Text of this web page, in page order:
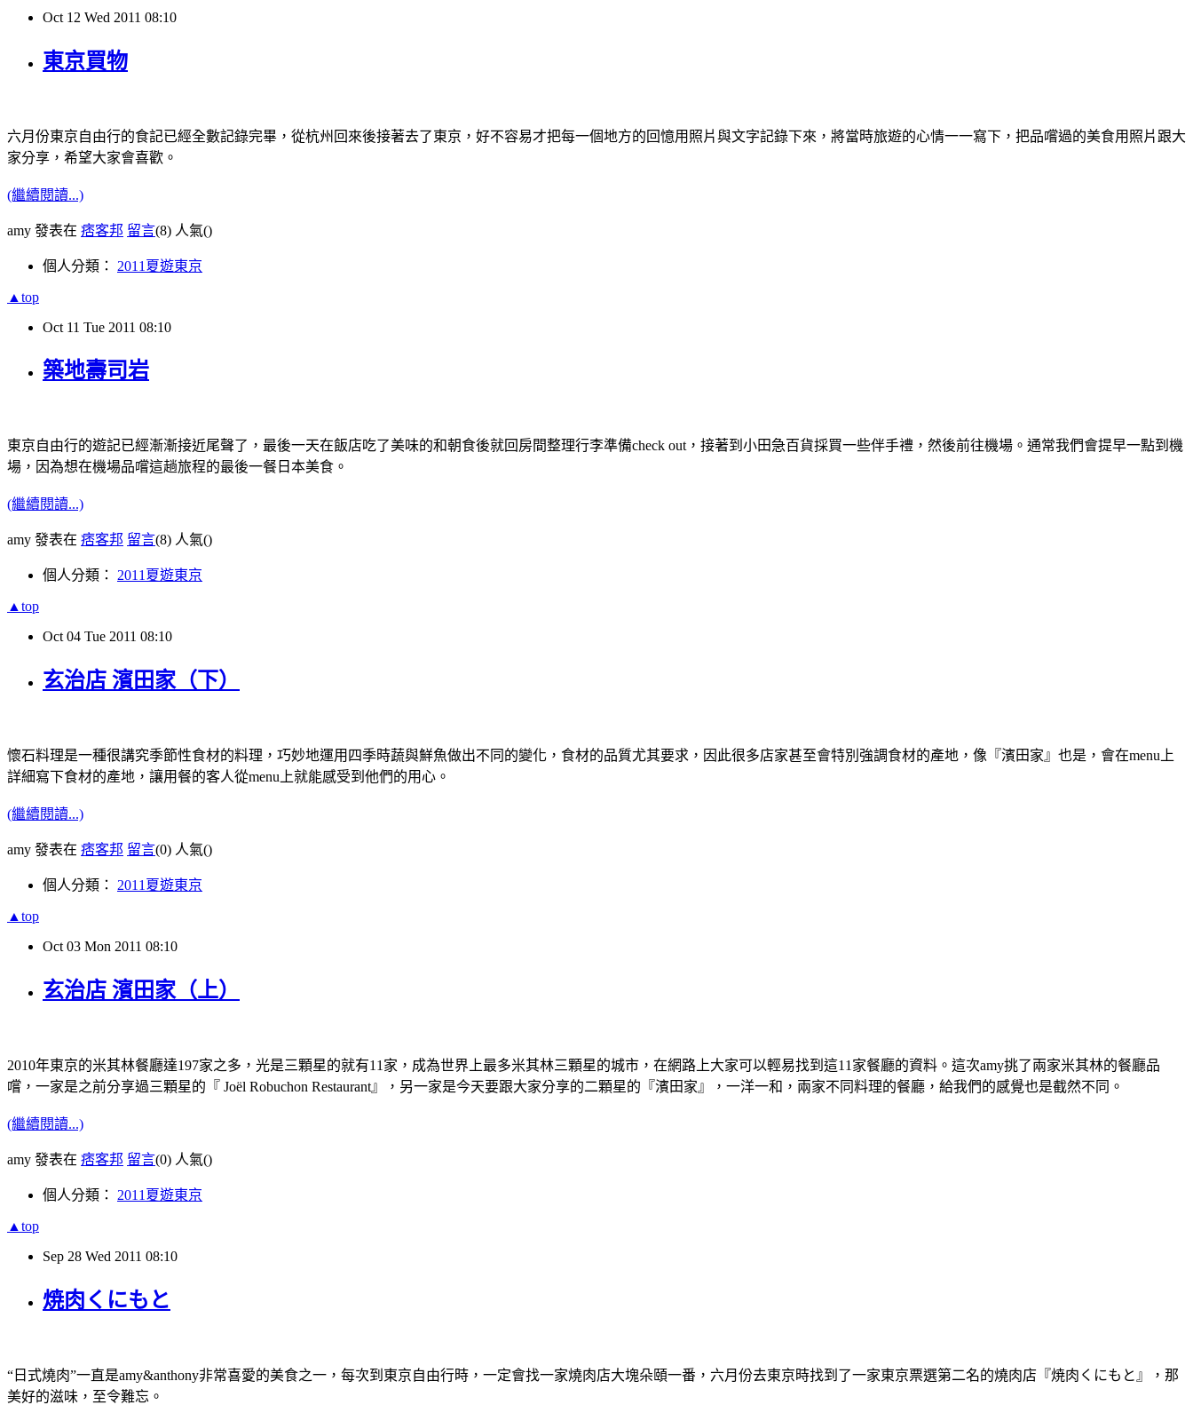
Oct 12 Wed 2011 08:10
東京買物
六月份東京自由行的食記已經全數記錄完畢，從杭州回來後接著去了東京，好不容易才把每一個地方的回憶用照片與文字記錄下來，將當時旅遊的心情一一寫下，把品嚐過的美食用照片跟大
家分享，希望大家會喜歡。
(繼續閱讀...)
amy 發表在 痞客邦 留言(8) 人氣()
個人分類： 2011夏遊東京
▲top
Oct 11 Tue 2011 08:10
築地壽司岩
東京自由行的遊記已經漸漸接近尾聲了，最後一天在飯店吃了美味的和朝食後就回房間整理行李準備check out，接著到小田急百貨採買一些伴手禮，然後前往機場。通常我們會提早一點到機
場，因為想在機場品嚐這趟旅程的最後一餐日本美食。
(繼續閱讀...)
amy 發表在 痞客邦 留言(8) 人氣()
個人分類： 2011夏遊東京
▲top
Oct 04 Tue 2011 08:10
玄治店 濱田家（下）
懷石料理是一種很講究季節性食材的料理，巧妙地運用四季時蔬與鮮魚做出不同的變化，食材的品質尤其要求，因此很多店家甚至會特別強調食材的產地，像 『濱田家』也是，會在menu上
詳細寫下食材的產地，讓用餐的客人從menu上就能感受到他們的用心。
(繼續閱讀...)
amy 發表在 痞客邦 留言(0) 人氣()
個人分類： 2011夏遊東京
▲top
Oct 03 Mon 2011 08:10
玄治店 濱田家（上）
2010年東京的米其林餐廳達197家之多，光是三顆星的就有11家，成為世界上最多米其林三顆星的城市，在網路上大家可以輕易找到這11家餐廳的資料。這次amy挑了兩家米其林的餐廳品
嚐，一家是之前分享過三顆星的 『 Joël Robuchon Restaurant』，另一家是今天要跟大家分享的二顆星的 『濱田家』，一洋一和，兩家不同料理的餐廳，給我們的感覺也是截然不同。
(繼續閱讀...)
amy 發表在 痞客邦 留言(0) 人氣()
個人分類： 2011夏遊東京
▲top
Sep 28 Wed 2011 08:10
焼肉くにもと
“日式燒肉”一直是amy&anthony非常喜愛的美食之一，每次到東京自由行時，一定會找一家燒肉店大塊朵頤一番，六月份去東京時找到了一家東京票選第二名的燒肉店『焼肉くにもと』，那
美好的滋味，至令難忘。